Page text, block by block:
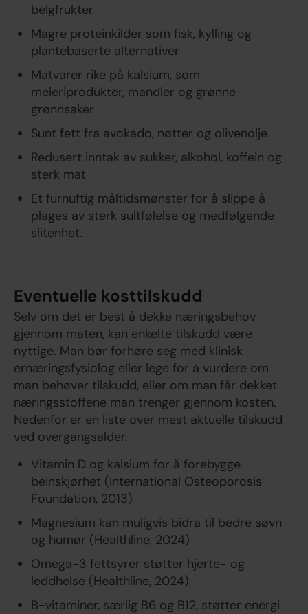
belgfrukter
Magre proteinkilder som fisk, kylling og
plantebaserte alternativer
Matvarer rike på kalsium, som
meieriprodukter, mandler og grønne
grønnsaker
Sunt fett fra avokado, nøtter og olivenolje
Redusert inntak av sukker, alkohol, koffein og
sterk mat
Et furnuftig måltidsmønster for å slippe å
plages av sterk sultfølelse og medfølgende
slitenhet.
Eventuelle kosttilskudd
Selv om det er best å dekke næringsbehov
gjennom maten, kan enkelte tilskudd være
nyttige. Man bør forhøre seg med klinisk
ernæringsfysiolog eller lege for å vurdere om
man behøver tilskudd, eller om man får dekket
næringsstoffene man trenger gjennom kosten.
Nedenfor er en liste over mest aktuelle tilskudd
ved overgangsalder.
Vitamin D og kalsium for å forebygge
beinskjørhet (International Osteoporosis
Foundation, 2013)
Magnesium kan muligvis bidra til bedre søvn
og humør (Healthline, 2024)
Omega-3 fettsyrer støtter hjerte- og
leddhelse (Healthline, 2024)
B-vitaminer, særlig B6 og B12, støtter energi